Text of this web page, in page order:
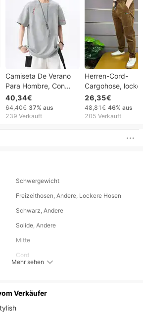
Camiseta De Verano
Para Hombre, Con
Bordado, Manga
Corta, Cuello
Redondo, Solid Color,
40,34€
64,40€ 37% aus
239 Verkauft
Herren-Cord-
Cargohose,
Retro-Stil,
Bund, für
Herbst/Winter
26,35€
48,81€ 46% aus
205 Verkauft
Schwergewicht
Freizeithosen, Andere, Lockere Hosen
Schwarz, Andere
Solide, Andere
Mitte
Cord
Mehr sehen
Verkäufer